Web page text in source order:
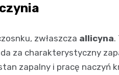
zwłaszcza allicyna.
za charakterystyczny
zapalny i pracę naczyń